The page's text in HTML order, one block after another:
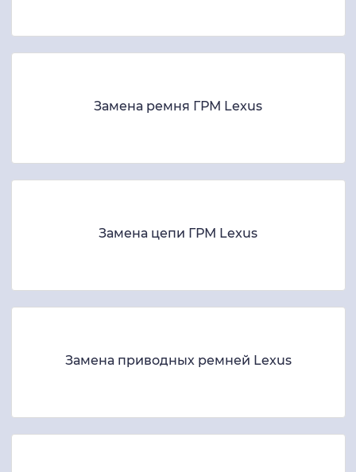
Замена ремня ГРМ Lexus
Замена цепи ГРМ Lexus
Замена приводных ремней Lexus